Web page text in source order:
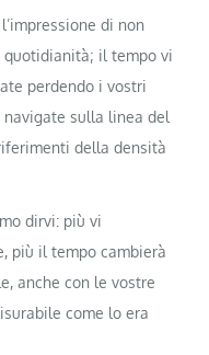
di non
il tempo vi
perdendo i vostri
sulla linea del
della densità
dirvi: più vi
più il tempo cambierà
anche con le vostre
come lo era